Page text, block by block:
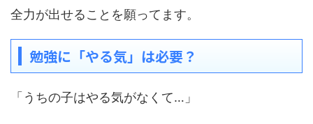
全力が出せることを願ってます。
勉強に「やる気」は必要？
「うちの子はやる気がなくて…」